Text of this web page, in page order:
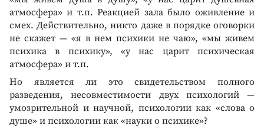
атмосфера» и т.п. Реакцией зала было оживление и
смех. Действительно, никто даже в порядке оговорки
не скажет — «я в нем психики не чаю», «мы живем
психика в психику», «у нас царит психическая
атмосфера» и т.п.
Но является ли это свидетельством полного
разведения, несовместимости двух психологий —
умозрительной и научной, психологии как «слова о
душе» и психологии как «науки о психике»?